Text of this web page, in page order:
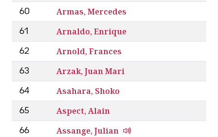
60 Armas, Mercedes
61 Arnaldo, Enrique
62 Arnold, Frances
63 Arzak, Juan Mari
64 Asahara, Shoko
65 Aspect, Alain
66 Assange, Julian